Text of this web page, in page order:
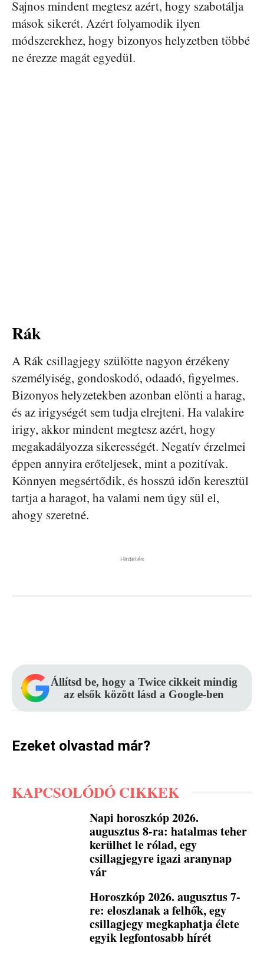
Sajnos mindent megtesz azért, hogy szabotálja
mások sikerét. Azért folyamodik ilyen
módszerekhez, hogy bizonyos helyzetben többé
ne érezze magát egyedül.
Rák
A Rák csillagjegy szülötte nagyon érzékeny
személyiség, gondoskodó, odaadó, figyelmes.
Bizonyos helyzetekben azonban elönti a harag,
és az irigységét sem tudja elrejteni. Ha valakire
irigy, akkor mindent megtesz azért, hogy
megakadályozza sikerességét. Negatív érzelmei
éppen annyira erőteljesek, mint a pozitívak.
Könnyen megsértődik, és hosszú időn keresztül
tartja a haragot, ha valami nem úgy sül el,
ahogy szeretné.
Hirdetés
Állítsd be, hogy a Twice cikkeit mindig
az elsők között lásd a Google-ben
Ezeket olvastad már?
KAPCSOLÓDÓ CIKKEK
Napi horoszkóp 2026.
augusztus 8-ra: hatalmas teher
kerülhet le rólad, egy
csillagjegyre igazi aranynap
vár
Horoszkóp 2026. augusztus 7-
re: eloszlanak a felhők, egy
csillagjegy megkaphatja élete
egyik legfontosabb hírét